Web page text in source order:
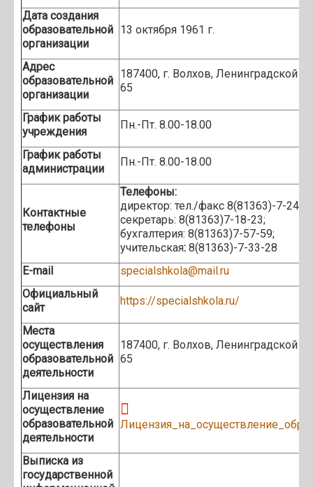
Дата создания
образовательной
организации
13 октября 1961 г.
Адрес
образовательной
организации
187400, г. Волхов, Ленинградской
65
График работы
учреждения
Пн.-Пт. 8.00-18.00
График работы
администрации
Пн.-Пт. 8.00-18.00
Контактные
телефоны
Телефоны:
директор: тел./факс 8(81363)-7-24-
секретарь: 8(81363)7-18-23;
бухгалтерия: 8(81363)7-57-59;
учительская: 8(81363)-7-33-28
E-mail
specialshkola@mail.ru
Официальный
сайт
https://specialshkola.ru/
Места
осуществления
образовательной
деятельности
187400, г. Волхов, Ленинградской
65
Лицензия на
осуществление
образовательной
деятельности
Выписка из
государственной